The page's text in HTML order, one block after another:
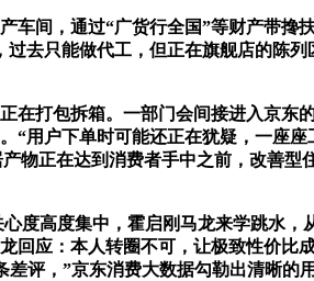
间，通过“广货行全国”等财产带搀
去只能做代工，但正在旗舰店的陈
打包拆箱。一部门会间接进入京东
“用户下单时可能还正在犹疑，一座
正在达到消费者手中之前，改善型
高度集中，霍启刚马龙来学跳水，
应：本人转圈不可，让极致性价比
评，”京东消费大数据勾勒出清晰的